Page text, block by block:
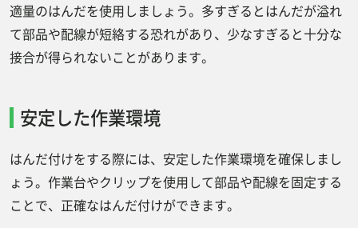
適量のはんだを使用しましょう。多すぎるとはんだが溢れ
て部品や配線が短絡する恐れがあり、少なすぎると十分な
接合が得られないことがあります。
安定した作業環境
はんだ付けをする際には、安定した作業環境を確保しまし
ょう。作業台やクリップを使用して部品や配線を固定する
ことで、正確なはんだ付けができます。